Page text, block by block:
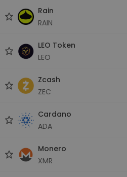
Rain
RAIN
LEO Token
LEO
Zcash
ZEC
Cardano
ADA
Monero
XMR